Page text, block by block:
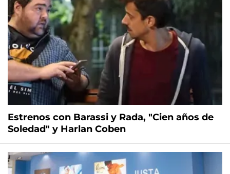
Estrenos con Barassi y Rada, "Cien años de
Soledad" y Harlan Coben